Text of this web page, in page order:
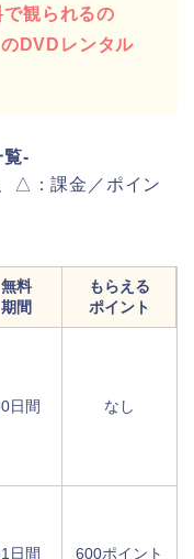
観られるの
DVDレンタル
覧-
△：課金／ポイン
無料
期間
もらえる
ポイント
日間 なし
日間 600ポイント